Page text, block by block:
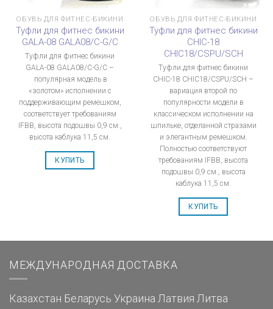
ОБУВЬ ДЛЯ ФИТНЕС-БИКИНИ
Туфли для фитнес бикини
GALA-08 GALA08/C-G/C
Туфли для фитнес бикини
GALA-08 GALA08/C-G/C –
популярная модель в
«золотом» исполнении с
поддерживающим ремешком,
соответствует требованиям
IFBB, высота подошвы 0,9 см.,
высота каблука 11,5 см.
КУПИТЬ
ОБУВЬ ДЛЯ ФИТНЕС-БИКИНИ
Туфли для фитнес бикини
CHIC-18
CHIC18/CSPU/SCH
Туфли для фитнес бикини
CHIC-18 CHIC18/CSPU/SCH –
вариация второй по
популярности модели в
классическом исполнении на
шпильке, отделанной стразами
и элегантным ремешком.
Полностью соответствуют
требованиям IFBB, высота
подошвы 0,9 см., высота
каблука 11,5 см.
КУПИТЬ
МЕЖДУНАРОДНАЯ ДОСТАВКА
Казахстан Беларусь Украина Латвия Литва